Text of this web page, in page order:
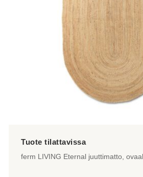
ferm LIVING Eternal juuttimatto,